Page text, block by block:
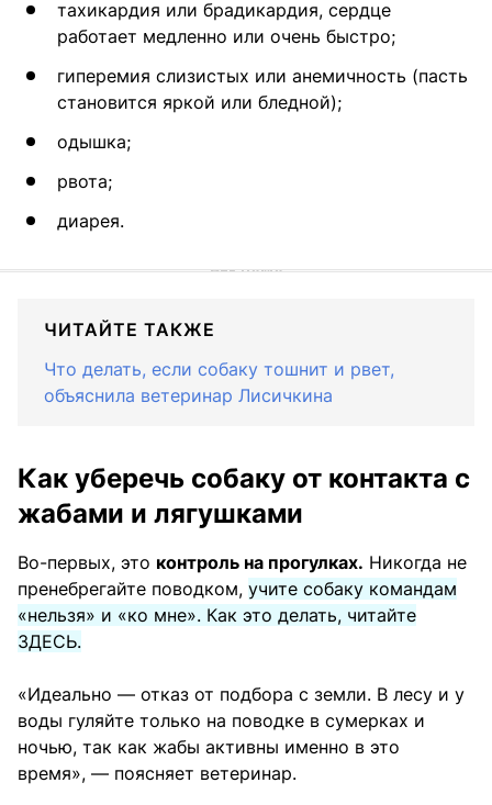
тахикардия или брадикардия, сердце
работает медленно или очень быстро;
гиперемия слизистых или анемичность (пасть
становится яркой или бледной);
одышка;
рвота;
диарея.
ЧИТАЙТЕ ТАКЖЕ
Что делать, если собаку тошнит и рвет,
объяснила ветеринар Лисичкина
Как уберечь собаку от контакта с
жабами и лягушками
Во-первых, это контроль на прогулках. Никогда не
пренебрегайте поводком, учите собаку командам
«нельзя» и «ко мне». Как это делать, читайте
ЗДЕСЬ.
«Идеально — отказ от подбора с земли. В лесу и у
воды гуляйте только на поводке в сумерках и
ночью, так как жабы активны именно в это
время», — поясняет ветеринар.